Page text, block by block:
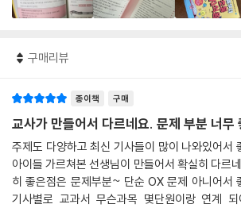
구매리뷰
종이책 구매
교사가 만들어서 다르네요. 문제 부분 너무
주제도 다양하고 최신 기사들이 많이 나와있어서
아이들 가르쳐본 선생님이 만들어서 확실히 다르네
히 좋은점은 문제부분~ 단순 OX 문제 아니어서
기사별로 교과서 무슨과목 몇단원이랑 연계 되